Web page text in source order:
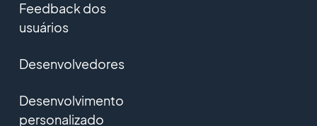
Feedback dos
usuários
Desenvolvedores
Desenvolvimento
personalizado